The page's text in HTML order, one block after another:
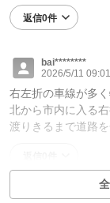
返信0件
bai********
2026/5/11 09:01
右左折の車線が多
北から市内に入る右
渡りきるまで道路